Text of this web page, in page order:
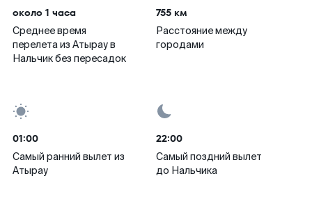
около 1 часа
Среднее время
перелета из Атырау в
Нальчик без пересадок
755 км
Расстояние между
городами
01:00
Самый ранний вылет из
Атырау
22:00
Самый поздний вылет
до Нальчика